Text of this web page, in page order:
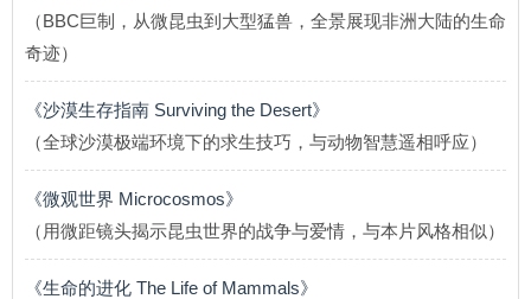
（BBC巨制，从微昆虫到大型猛兽，全景展现非洲大陆的生命
奇迹）
《沙漠生存指南 Surviving the Desert》
（全球沙漠极端环境下的求生技巧，与动物智慧遥相呼应）
《微观世界 Microcosmos》
（用微距镜头揭示昆虫世界的战争与爱情，与本片风格相似）
《生命的进化 The Life of Mammals》